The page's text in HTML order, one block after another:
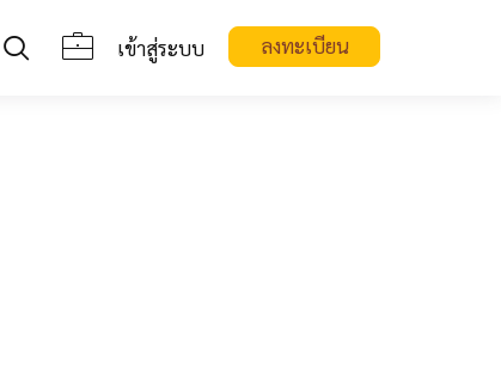
เข้าสู่ระบบ ลงทะเบียน